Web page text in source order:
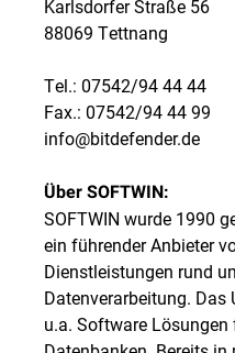
Karlsdorfer Straße 56
88069 Tettnang
Tel.: 07542/94 44 44
Fax.: 07542/94 44 99
info@bitdefender.de
Über SOFTWIN:
SOFTWIN wurde 1990
ein führender Anbieter
Dienstleistungen rund
Datenverarbeitung. Das
u.a. Software